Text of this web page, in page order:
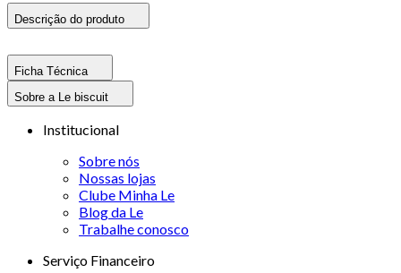
Descrição do produto
Ficha Técnica
Sobre a Le biscuit
Institucional
Sobre nós
Nossas lojas
Clube Minha Le
Blog da Le
Trabalhe conosco
Serviço Financeiro